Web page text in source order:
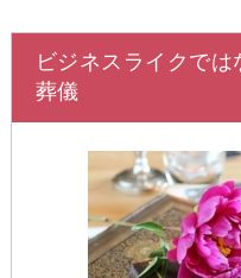
ビジネスライクで
葬儀